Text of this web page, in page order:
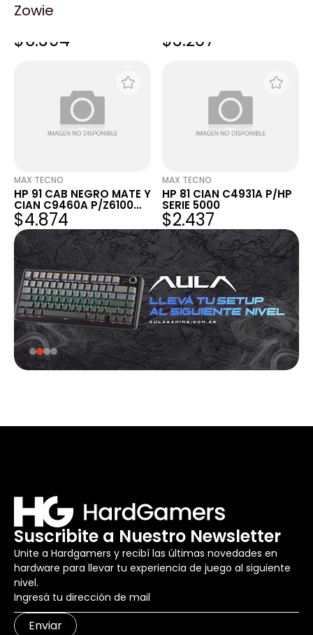
Zowie
HP 971 CIAN VENC
$6.394 $3.207
MAX TECNO
HP 91 CAB NEGRO MATE Y
CIAN C9460A P/Z6100
VENCI
$4.874
MAX TECNO
HP 81 CIAN C4931A P/HP
SERIE 5000
$2.437
Suscribite a Nuestro Newsletter
Unite a Hardgamers y recibí las últimas novedades en
hardware para llevar tu experiencia de juego al siguiente
nivel.
Enviar